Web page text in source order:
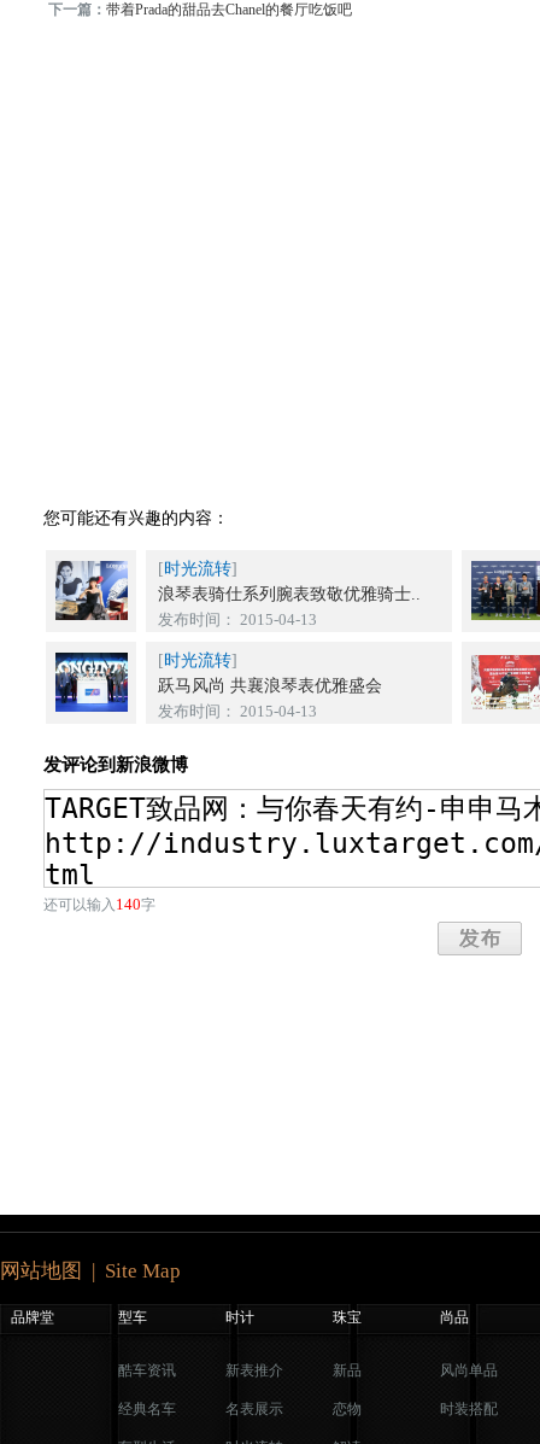
下一篇：带着Prada的甜品去Chanel的餐厅吃饭吧
您可能还有兴趣的内容：
[时光流转]
浪琴表骑仕系列腕表致敬优雅骑士..
发布时间： 2015-04-13
[时光流转]
跃马风尚 共襄浪琴表优雅盛会
发布时间： 2015-04-13
发评论到新浪微博
还可以输入 140字
网站地图 | Site Map
品牌堂 型车 时计 珠宝 尚品
酷车资讯
经典名车
新表推介
名表展示
新品
恋物
风尚单品
时装搭配